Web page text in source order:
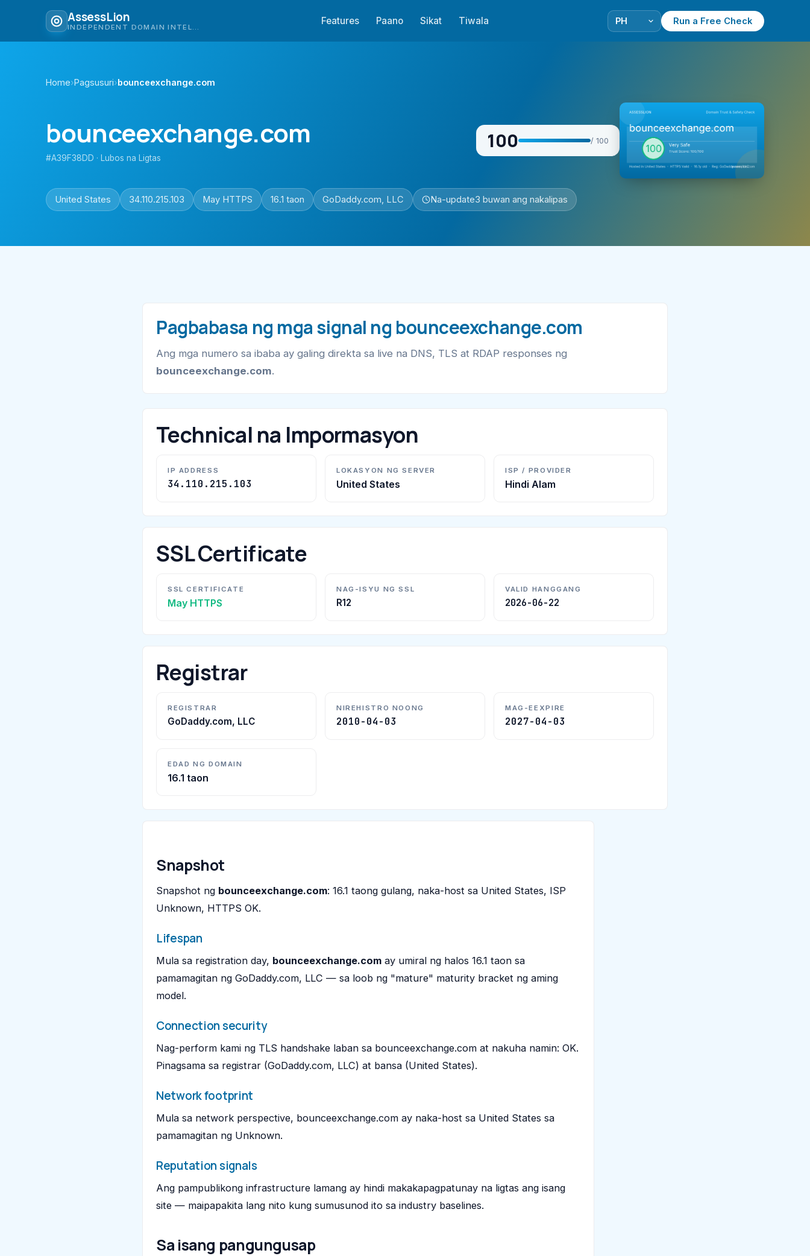
AssessLion Features Paano Sikat Tiwala Run a Free Check
Home›Pagsusuri›bounceexchange.com
bounceexchange.com
#A39F38DD · Lubos na Ligtas
100 / 100
United States 34.110.215.103 May HTTPS 16.1 taon GoDaddy.com, LLC Na-update3 buwan ang nakalipas
Pagbabasa ng mga signal ng bounceexchange.com
Ang mga numero sa ibaba ay galing direkta sa live na DNS, TLS at RDAP responses ng
bounceexchange.com.
Technical na Impormasyon
IP ADDRESS
34.110.215.103
LOKASYON NG SERVER
United States
ISP / PROVIDER
Hindi Alam
SSL Certificate
SSL CERTIFICATE
May HTTPS
NAG-ISYU NG SSL
R12
VALID HANGGANG
2026-06-22
Registrar
REGISTRAR
GoDaddy.com, LLC
NIREHISTRO NOONG
2010-04-03
MAG-EEXPIRE
2027-04-03
EDAD NG DOMAIN
16.1 taon
Snapshot
Snapshot ng bounceexchange.com: 16.1 taong gulang, naka-host sa United States, ISP
Unknown, HTTPS OK.
Lifespan
Mula sa registration day, bounceexchange.com ay umiral ng halos 16.1 taon sa
pamamagitan ng GoDaddy.com, LLC — sa loob ng "mature" maturity bracket ng aming
model.
Connection security
Nag-perform kami ng TLS handshake laban sa bounceexchange.com at nakuha namin: OK.
Pinagsama sa registrar (GoDaddy.com, LLC) at bansa (United States).
Network footprint
Mula sa network perspective, bounceexchange.com ay naka-host sa United States sa
pamamagitan ng Unknown.
Reputation signals
Ang pampublikong infrastructure lamang ay hindi makakapagpatunay na ligtas ang isang
site — maipapakita lang nito kung sumusunod ito sa industry baselines.
Sa isang pangungusap